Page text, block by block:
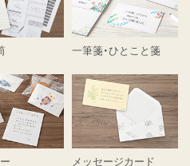
一筆箋・ひとこと箋
メッセージカード